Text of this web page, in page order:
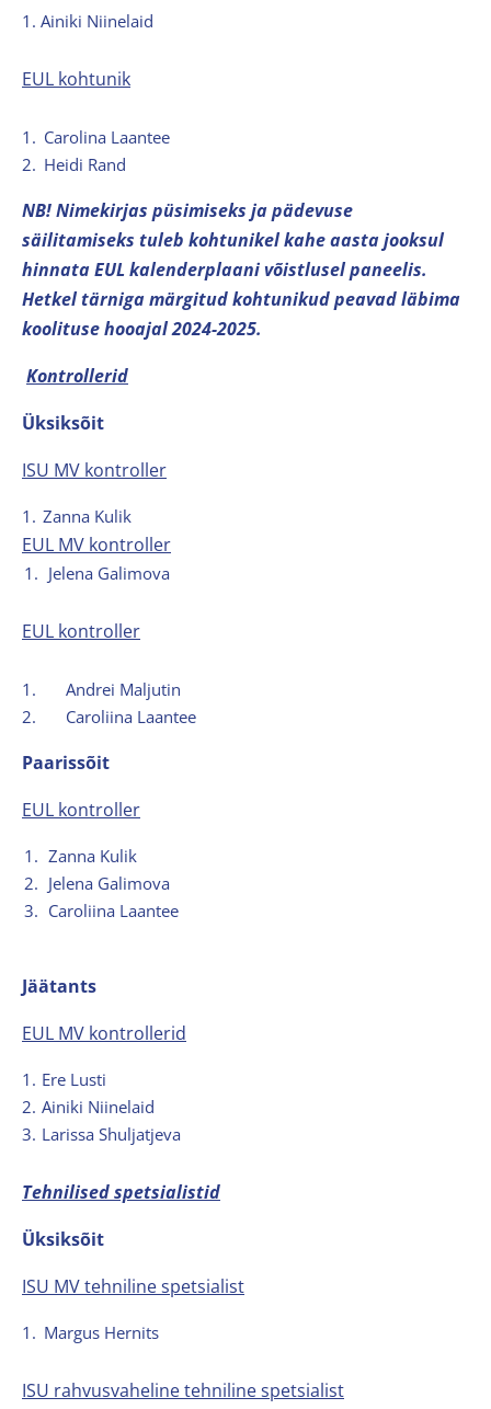
1. Ainiki Niinelaid
EUL kohtunik
1. Carolina Laantee
2. Heidi Rand
NB! Nimekirjas püsimiseks ja pädevuse
säilitamiseks tuleb kohtunikel kahe aasta jooksul
hinnata EUL kalenderplaani võistlusel paneelis.
Hetkel tärniga märgitud kohtunikud peavad läbima
koolituse hooajal 2024-2025.
Kontrollerid
Üksiksõit
ISU MV kontroller
1. Zanna Kulik
EUL MV kontroller
1. Jelena Galimova
EUL kontroller
1.
Andrei Maljutin
2.
Caroliina Laantee
Paarissõit
EUL kontroller
1. Zanna Kulik
2. Jelena Galimova
3. Caroliina Laantee
Jäätants
EUL MV kontrollerid
1. Ere Lusti
2. Ainiki Niinelaid
3. Larissa Shuljatjeva
Tehnilised spetsialistid
Üksiksõit
ISU MV tehniline spetsialist
1. Margus Hernits
ISU rahvusvaheline tehniline spetsialist